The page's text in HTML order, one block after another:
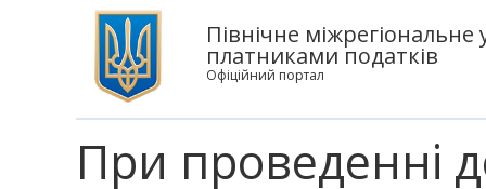
Північне
платниками податків
Офіційний портал
При проведенні